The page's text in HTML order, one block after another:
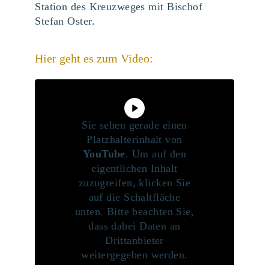
Station des Kreuzweges mit Bischof
Stefan Oster.
Hier geht es zum Video:
Sie sehen gerade einen
Platzhalterinhalt von
YouTube. Um auf den
eigentlichen Inhalt
zuzugreifen, klicken Sie
auf die Schaltfläche
unten. Bitte beachten Sie,
dass dabei Daten an
Drittanbieter
weitergegeben werden.